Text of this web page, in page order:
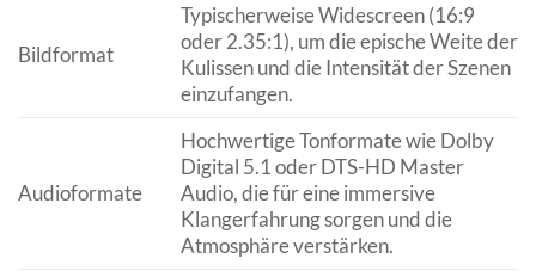
Bildformat
Typischerweise Widescreen (16:9
oder 2.35:1), um die epische Weite der
Kulissen und die Intensität der Szenen
einzufangen.
Audioformate
Hochwertige Tonformate wie Dolby
Digital 5.1 oder DTS-HD Master
Audio, die für eine immersive
Klangerfahrung sorgen und die
Atmosphäre verstärken.